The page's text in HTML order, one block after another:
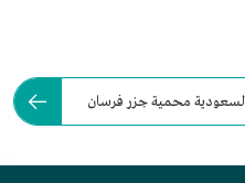
محمية جزر فرسان